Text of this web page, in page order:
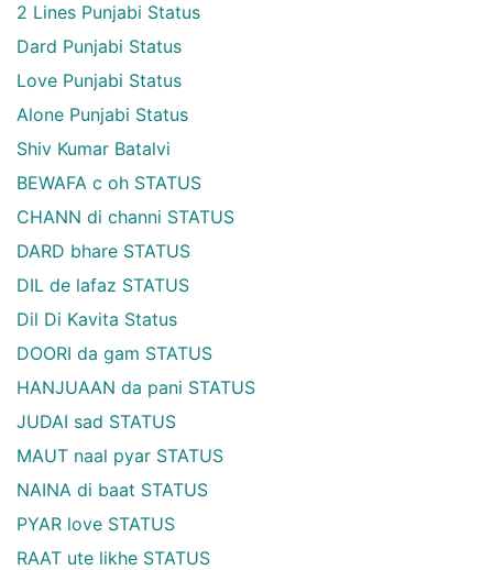
2 Lines Punjabi Status
Dard Punjabi Status
Love Punjabi Status
Alone Punjabi Status
Shiv Kumar Batalvi
BEWAFA c oh STATUS
CHANN di channi STATUS
DARD bhare STATUS
DIL de lafaz STATUS
Dil Di Kavita Status
DOORI da gam STATUS
HANJUAAN da pani STATUS
JUDAI sad STATUS
MAUT naal pyar STATUS
NAINA di baat STATUS
PYAR love STATUS
RAAT ute likhe STATUS